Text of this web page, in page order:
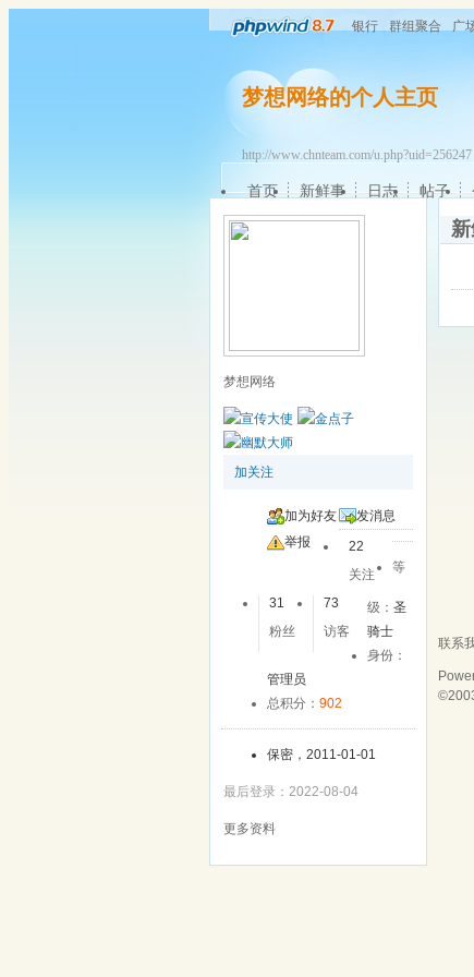
银行 群组聚合 广
梦想网络的个人主页
http://www.chnteam.com/u.php?uid=256247
首页 新鲜事 日志 帖子
梦想网络
加关注
加为好友
发消息
举报
22
关注
31
粉丝
73
访客
等
级：圣
骑士
身份：
管理员
总积分： 902
保密，2011-01-01
最后登录：2022-08-04
更多资料
联系